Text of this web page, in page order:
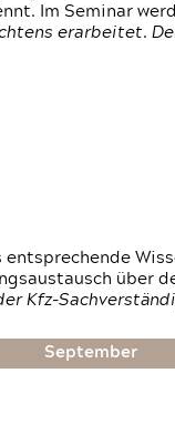
Im Seminar
erarbeitet.
über
Kfz-
September